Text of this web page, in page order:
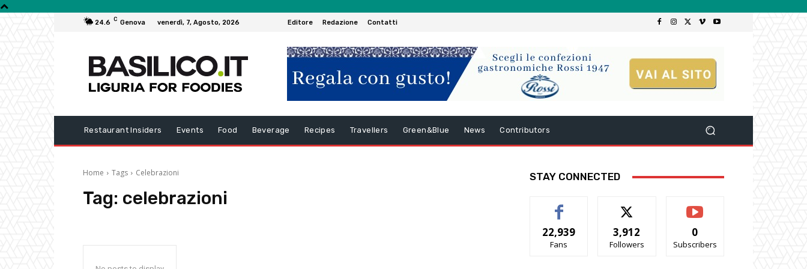
24.6 C Genova venerdì, 7, Agosto, 2026 Editore Redazione Contatti
Restaurant Insiders Events Food Beverage Recipes Travellers Green&Blue News Contributors
Home Tags Celebrazioni
Tag: celebrazioni
STAY CONNECTED
22,939
Fans
3,912
Followers
0
Subscribers